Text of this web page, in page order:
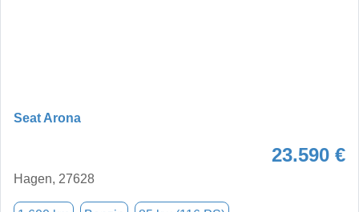
Seat Arona
23.590 €
Hagen, 27628